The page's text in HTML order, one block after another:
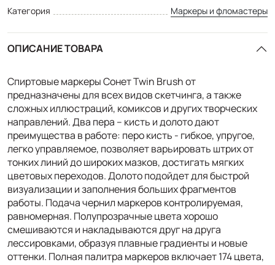
Категория
Маркеры и фломастеры
ОПИСАНИЕ ТОВАРА
Спиртовые маркеры Сонет Twin Brush от
предназначены для всех видов скетчинга, а также
сложных иллюстраций, комиксов и других творческих
направлений. Два пера – кисть и долото дают
преимущества в работе: перо кисть - гибкое, упругое,
легко управляемое, позволяет варьировать штрих от
тонких линий до широких мазков, достигать мягких
цветовых переходов. Долото подойдет для быстрой
визуализации и заполнения больших фрагментов
работы. Подача чернил маркеров контролируемая,
равномерная. Полупрозрачные цвета хорошо
смешиваются и накладываются друг на друга
лессировками, образуя плавные градиенты и новые
оттенки. Полная палитра маркеров включает 174 цвета,